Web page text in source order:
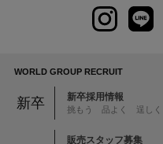
WORLD GROUP RECRUIT
新卒 新卒採用情報
挑もう 品よく 逞しく
販売スタッフ募集